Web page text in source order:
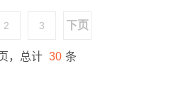
2 3 下页
，总计 30 条